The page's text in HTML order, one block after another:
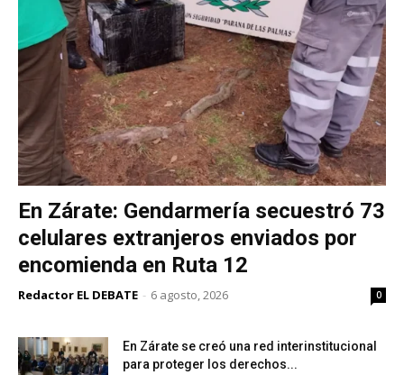
En Zárate: Gendarmería secuestró 73
celulares extranjeros enviados por
encomienda en Ruta 12
Redactor EL DEBATE - 6 agosto, 2026 0
En Zárate se creó una red interinstitucional
para proteger los derechos...